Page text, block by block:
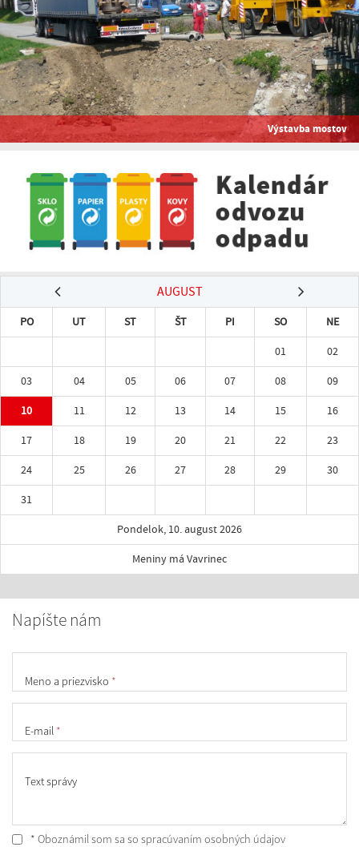
Výstavba mostov
AUGUST
PO UT ST ŠT PI SO
NE
01
02
03
04 05 06 07 08
09
10
11 12 13 14 15
16
17
18 19 20 21 22
23
24
25 26 27 28 29
30
31
Pondelok, 10. august 2026
Meniny má Vavrinec
Napíšte nám
Meno a priezvisko *
E-mail *
Text správy
* Oboznámil som sa so spracúvaním osobných údajov